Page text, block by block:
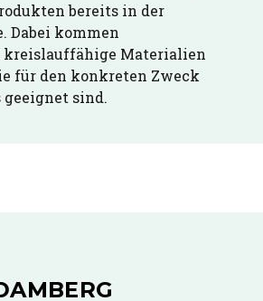
bereits in der
Dabei kommen
Materialien
für den konkreten Zweck
sind.